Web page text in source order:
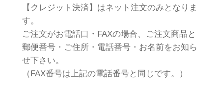
【クレジット決済】はネット注文のみとなりま
す。
ご注文がお電話口・FAXの場合、ご注文商品と
郵便番号・ご住所・電話番号・お名前をお知ら
せ下さい。
（FAX番号は上記の電話番号と同じです。）